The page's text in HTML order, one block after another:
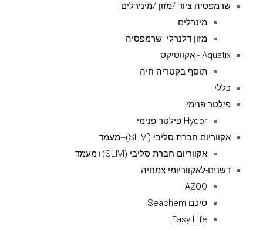
שרמפסיה-ציוד /מזון /מינירלים
מינרלים
מזון דלנרלי -שרמפסיה
Aquatix - אקווטיקס
תוסף בקטריה חיה
כללי
פילטר פנימי
Hydor פילטר פנימי
אקווריום חברת סליבי (SLIVIׂׂ)+מעמד
אקווריום חברת סליבי (SLIVIׂׂ)+מעמד
דשנים-לאקווריומי צמחיה
AZOO
סיכם Seachem
Easy Life